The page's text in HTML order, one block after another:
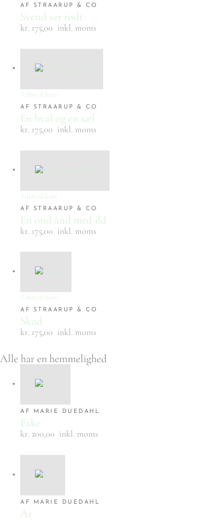
AF STRAARUP & CO
Svend ser rødt
kr. 175,00 inkl. moms
Tilføj til kurv
AF STRAARUP & CO
En hval og en sæl
kr. 175,00 inkl. moms
Tilføj til kurv
AF STRAARUP & CO
En ond ånd med ild
kr. 175,00 inkl. moms
Tilføj til kurv
AF STRAARUP & CO
Skud
kr. 175,00 inkl. moms
Alle har en hemmelighed
AF MARIE DUEDAHL
Fake
kr. 200,00 inkl. moms
AF MARIE DUEDAHL
Ar